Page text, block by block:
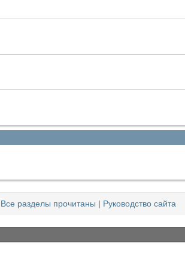
Все разделы прочитаны | Руководство сайта